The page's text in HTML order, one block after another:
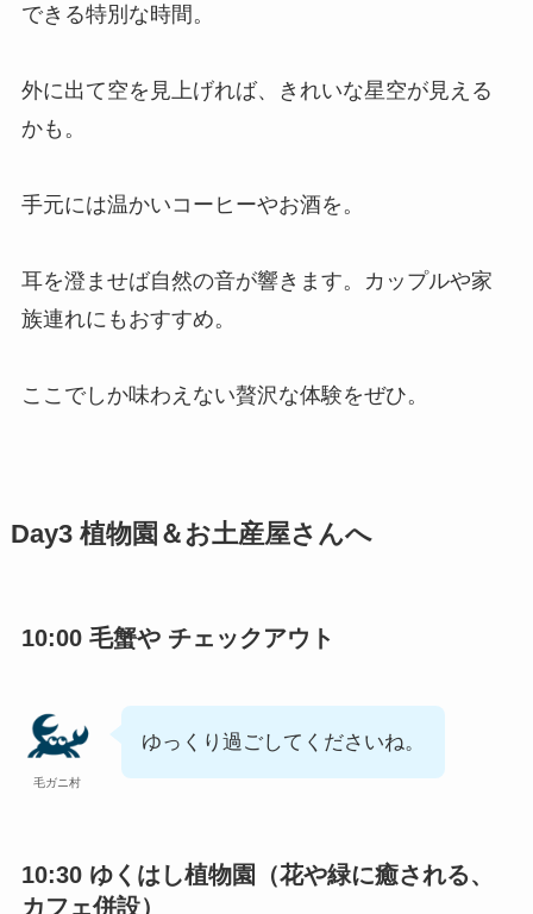
できる特別な時間。
外に出て空を見上げれば、きれいな星空が見える
かも。
手元には温かいコーヒーやお酒を。
耳を澄ませば自然の音が響きます。カップルや家
族連れにもおすすめ。
ここでしか味わえない贅沢な体験をぜひ。
Day3 植物園＆お土産屋さんへ
10:00 毛蟹や チェックアウト
毛ガニ村
ゆっくり過ごしてくださいね。
10:30 ゆくはし植物園
（花や緑に癒される、
カフェ併設）